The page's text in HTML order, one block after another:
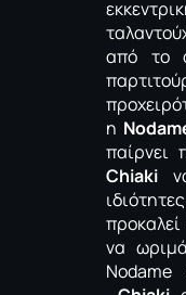
από το
η
παίρνει
Chiaki
να
Nodame